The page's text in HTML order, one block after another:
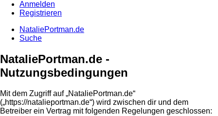
Anmelden
Registrieren
NataliePortman.de
Suche
NataliePortman.de -
Nutzungsbedingungen
Mit dem Zugriff auf „NataliePortman.de“
(„https://natalieportman.de“) wird zwischen dir und dem
Betreiber ein Vertrag mit folgenden Regelungen geschlossen: